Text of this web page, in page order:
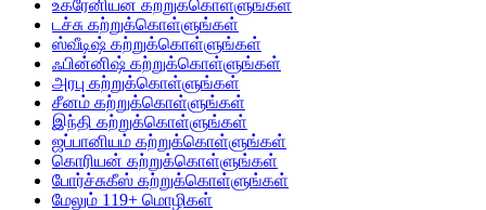
உக்ரேனியன் கற்றுக்கொள்ளுங்கள்
டச்சு கற்றுக்கொள்ளுங்கள்
ஸ்வீடிஷ் கற்றுக்கொள்ளுங்கள்
ஃபின்னிஷ் கற்றுக்கொள்ளுங்கள்
அரபு கற்றுக்கொள்ளுங்கள்
சீனம் கற்றுக்கொள்ளுங்கள்
இந்தி கற்றுக்கொள்ளுங்கள்
ஜப்பானியம் கற்றுக்கொள்ளுங்கள்
கொரியன் கற்றுக்கொள்ளுங்கள்
போர்ச்சுகீஸ் கற்றுக்கொள்ளுங்கள்
மேலும் 119+ மொழிகள்